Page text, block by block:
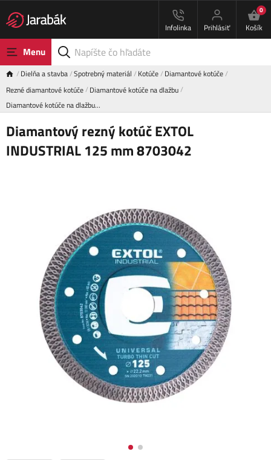
Infolinka Prihlásiť
0
Košík
Menu
Dielňa a stavba Spotrebný materiál Kotúče Diamantové kotúče
Rezné diamantové kotúče Diamantové kotúče na dlažbu
Diamantové kotúče na dlažbu…
Diamantový rezný kotúč EXTOL
INDUSTRIAL 125 mm 8703042